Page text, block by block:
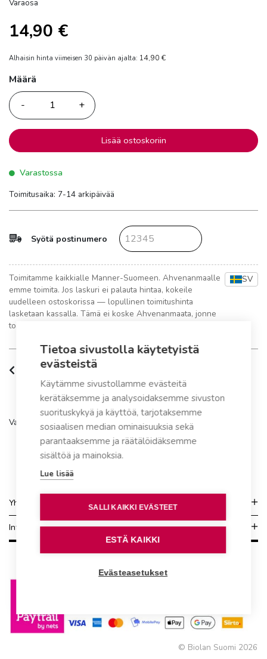
Varaosa
14,90 €
Alhaisin hinta viimeisen 30 päivän ajalta: 14,90€
Määrä
Määrä
Lisää ostoskoriin
Varastossa
Toimitusaika: 7-14 arkipäivää
Syötä postinumero
Toimitamme kaikkialle Manner-Suomeen. Ahvenanmaalle
emme toimita. Jos laskuri ei palauta hintaa, kokeile
uudelleen ostoskorissa — lopullinen toimitushinta
lasketaan kassalla. Tämä ei koske Ahvenanmaata, jonne
toimitus ei ole mahdollista.
SV
Tuotteen kuvaus
Varaosa sopii tuotemalleihin Populett 200 ja 300
Yhteydenotto
Info
© Biolan Suomi 2026
Tietoa sivustolla käytetyistä
evästeistä
Käytämme sivustollamme evästeitä
kerätäksemme ja analysoidaksemme sivuston
suorituskykyä ja käyttöä, tarjotaksemme
sosiaalisen median ominaisuuksia sekä
parantaaksemme ja räätälöidäksemme
sisältöä ja mainoksia.
Lue lisää
SALLI KAIKKI EVÄSTEET
ESTÄ KAIKKI
Evästeasetukset